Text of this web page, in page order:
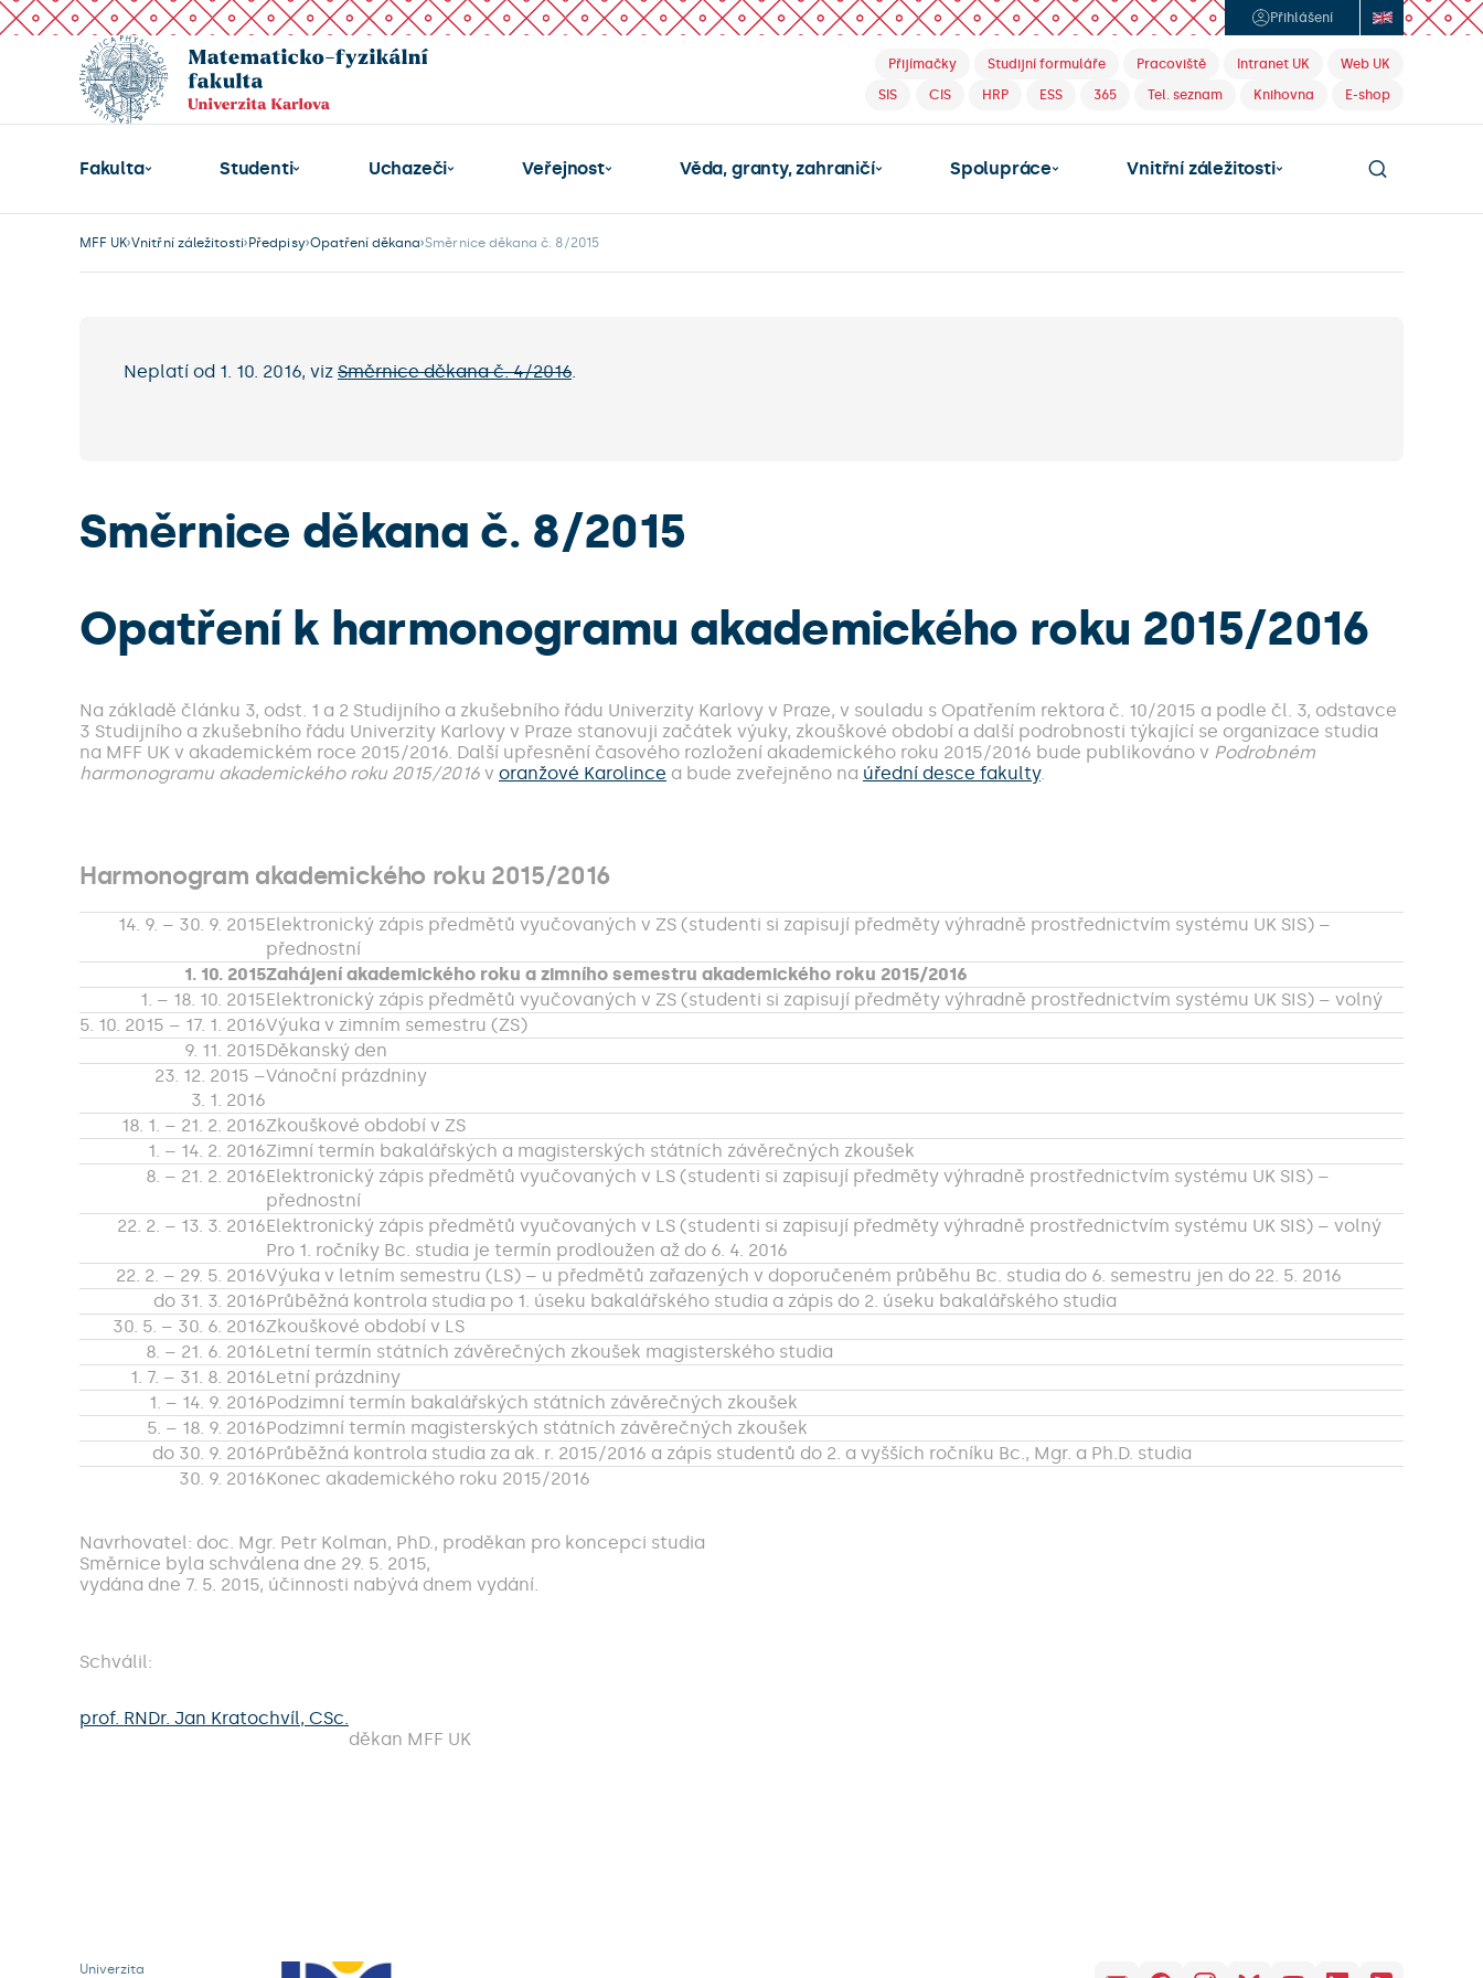
Přihlášení
Přijímačky Studijní formuláře Pracoviště Intranet UK
Web UK
SIS
CIS HRP ESS 365 Tel. seznam Knihovna E-shop
Fakulta Studenti Uchazeči Veřejnost Věda, granty, zahraničí Spolupráce Vnitřní záležitosti
MFF UK Vnitřní záležitosti Předpisy Opatření děkana Směrnice děkana č. 8/2015
Neplatí od 1. 10. 2016, viz Směrnice děkana č. 4/2016.
Směrnice děkana č. 8/2015
Opatření k harmonogramu akademického roku 2015/2016
Na základě článku 3, odst. 1 a 2 Studijního a zkušebního řádu Univerzity Karlovy v Praze, v souladu s Opatřením rektora č. 10/2015 a podle čl. 3, odstavce
3 Studijního a zkušebního řádu Univerzity Karlovy v Praze stanovuji začátek výuky, zkouškové období a další podrobnosti týkající se organizace studia
na MFF UK v akademickém roce 2015/2016. Další upřesnění časového rozložení akademického roku 2015/2016 bude publikováno v Podrobném
harmonogramu akademického roku 2015/2016 v oranžové Karolince a bude zveřejněno na úřední desce fakulty.
Harmonogram akademického roku 2015/2016
14. 9. – 30. 9. 2015Elektronický zápis předmětů vyučovaných v ZS (studenti si zapisují předměty výhradně prostřednictvím systému UK SIS) –
přednostní
1. 10. 2015Zahájení akademického roku a zimního semestru akademického roku 2015/2016
1. – 18. 10. 2015Elektronický zápis předmětů vyučovaných v ZS (studenti si zapisují předměty výhradně prostřednictvím systému UK SIS) – volný
5. 10. 2015 – 17. 1. 2016Výuka v zimním semestru (ZS)
9. 11. 2015Děkanský den
23. 12. 2015 –
3. 1. 2016
Vánoční prázdniny
18. 1. – 21. 2. 2016Zkouškové období v ZS
1. – 14. 2. 2016Zimní termín bakalářských a magisterských státních závěrečných zkoušek
8. – 21. 2. 2016Elektronický zápis předmětů vyučovaných v LS (studenti si zapisují předměty výhradně prostřednictvím systému UK SIS) –
přednostní
22. 2. – 13. 3. 2016Elektronický zápis předmětů vyučovaných v LS (studenti si zapisují předměty výhradně prostřednictvím systému UK SIS) – volný
Pro 1. ročníky Bc. studia je termín prodloužen až do 6. 4. 2016
22. 2. – 29. 5. 2016Výuka v letním semestru (LS) – u předmětů zařazených v doporučeném průběhu Bc. studia do 6. semestru jen do 22. 5. 2016
do 31. 3. 2016Průběžná kontrola studia po 1. úseku bakalářského studia a zápis do 2. úseku bakalářského studia
30. 5. – 30. 6. 2016Zkouškové období v LS
8. – 21. 6. 2016Letní termín státních závěrečných zkoušek magisterského studia
1. 7. – 31. 8. 2016Letní prázdniny
1. – 14. 9. 2016Podzimní termín bakalářských státních závěrečných zkoušek
5. – 18. 9. 2016Podzimní termín magisterských státních závěrečných zkoušek
do 30. 9. 2016Průběžná kontrola studia za ak. r. 2015/2016 a zápis studentů do 2. a vyšších ročníku Bc., Mgr. a Ph.D. studia
30. 9. 2016Konec akademického roku 2015/2016
Navrhovatel: doc. Mgr. Petr Kolman, PhD., proděkan pro koncepci studia
Směrnice byla schválena dne 29. 5. 2015,
vydána dne 7. 5. 2015, účinnosti nabývá dnem vydání.
Schválil:
prof. RNDr. Jan Kratochvíl, CSc.
děkan MFF UK
Univerzita